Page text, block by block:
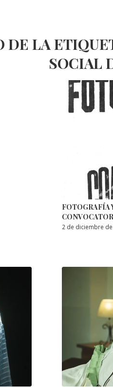
DE LA
SOCIAL
FOTOGRAFÍA
2 de diciembre